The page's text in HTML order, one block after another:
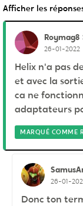
Afficher les
Roymag8
26-01-2022
Helix n'a pas
et avec la
ca ne
adaptateurs
MARQUÉ COMME
26-01-
Donc ton